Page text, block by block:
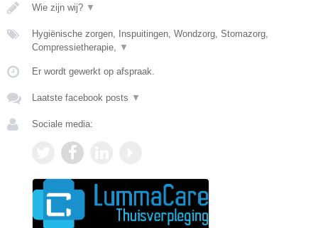
Wie zijn wij? ▼
Hygiënische zorgen, Inspuitingen, Wondzorg, Stomazorg,
Compressietherapie, ▼
Er wordt gewerkt op afspraak.
Laatste facebook posts ▼
Sociale media: